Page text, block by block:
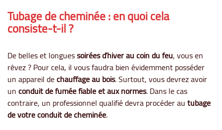
Tubage de cheminée : en quoi cela
consiste-t-il ?
De belles et longuessoirées d’hiver au coin du feu, vous en
rêvez ? Pour cela, il vous faudra bien évidemment posséder
un appareil dechauffage au bois. Surtout, vous devrez avoir
unconduit de fumée fiable et aux normes. Dans le cas
contraire, un professionnel qualifié devra procéder autubage
de votre conduit de cheminée.